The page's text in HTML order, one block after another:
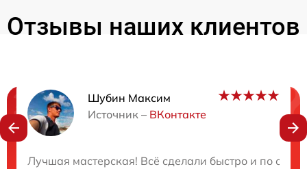
Отзывы наших клиентов
Шубин Максим
Источник – ВКонтакте
Лучшая мастерская! Всё сделали быстро и по
Нужна консультация?